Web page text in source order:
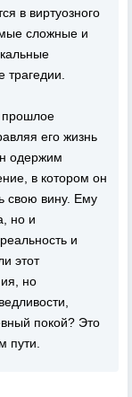
в виртуозного
сложные и
трагедии.
прошлое
его жизнь
одержим
в котором он
свою вину. Ему
но и
и
этот
но
покой? Это
пути.